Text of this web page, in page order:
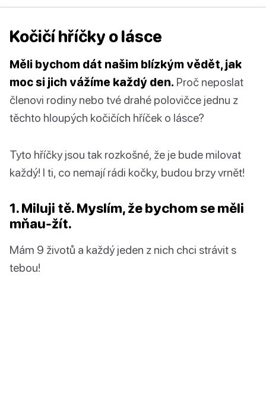
Kočičí hříčky o lásce
Měli bychom dát našim blízkým vědět, jak
moc si jich vážíme každý den. Proč neposlat
členovi rodiny nebo tvé drahé polovičce jednu z
těchto hloupých kočičích hříček o lásce?
Tyto hříčky jsou tak rozkošné, že je bude milovat
každý! I ti, co nemají rádi kočky, budou brzy vrnět!
1. Miluji tě. Myslím, že bychom se měli
mňau-žít.
Mám 9 životů a každý jeden z nich chci strávit s
tebou!